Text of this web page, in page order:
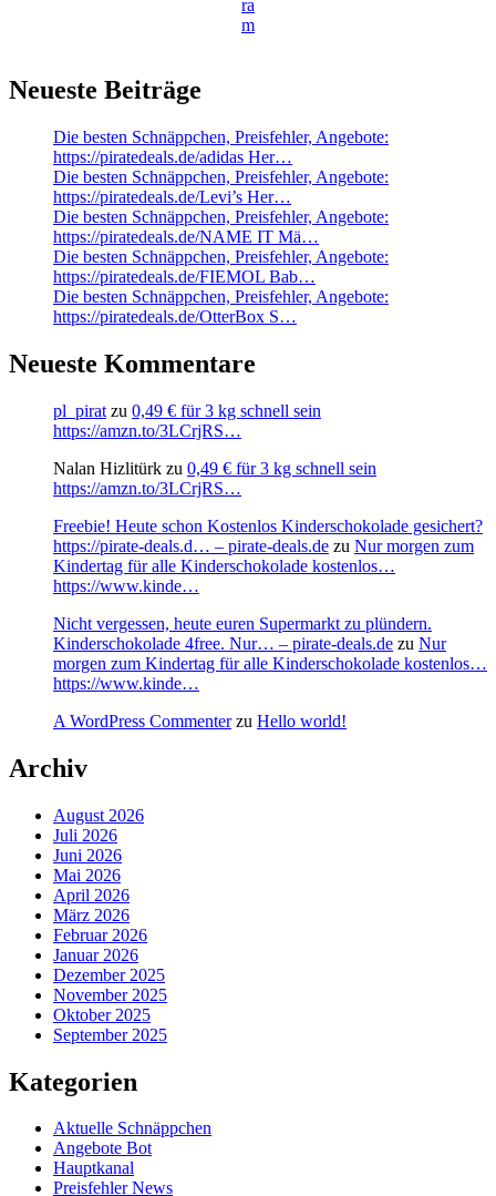
ra
m
Neueste Beiträge
Die besten Schnäppchen, Preisfehler, Angebote:
https://piratedeals.de/adidas Her…
Die besten Schnäppchen, Preisfehler, Angebote:
https://piratedeals.de/Levi’s Her…
Die besten Schnäppchen, Preisfehler, Angebote:
https://piratedeals.de/NAME IT Mä…
Die besten Schnäppchen, Preisfehler, Angebote:
https://piratedeals.de/FIEMOL Bab…
Die besten Schnäppchen, Preisfehler, Angebote:
https://piratedeals.de/OtterBox S…
Neueste Kommentare
pl_pirat zu 0,49 € für 3 kg schnell sein
https://amzn.to/3LCrjRS…
Nalan Hizlitürk zu 0,49 € für 3 kg schnell sein
https://amzn.to/3LCrjRS…
Freebie! Heute schon Kostenlos Kinderschokolade gesichert?
https://pirate-deals.d… – pirate-deals.de zu Nur morgen zum
Kindertag für alle Kinderschokolade kostenlos…
https://www.kinde…
Nicht vergessen, heute euren Supermarkt zu plündern.
Kinderschokolade 4free. Nur… – pirate-deals.de zu Nur
morgen zum Kindertag für alle Kinderschokolade kostenlos…
https://www.kinde…
A WordPress Commenterzu Hello world!
Archiv
August 2026
Juli 2026
Juni 2026
Mai 2026
April 2026
März 2026
Februar 2026
Januar 2026
Dezember 2025
November 2025
Oktober 2025
September 2025
Kategorien
Aktuelle Schnäppchen
Angebote Bot
Hauptkanal
Preisfehler News